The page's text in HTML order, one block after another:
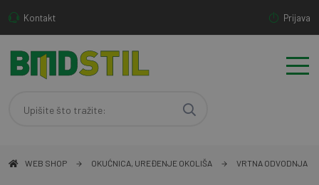
Kontakt Prijava
WEB SHOP OKUĆNICA, UREĐENJE OKOLIŠA VRTNA ODVODNJA